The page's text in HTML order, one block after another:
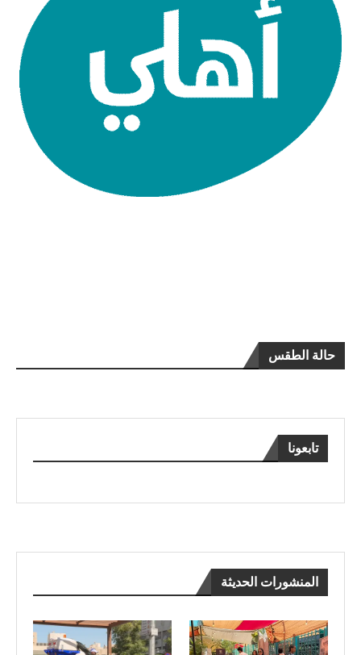
حالة الطقس
تابعونا
المنشورات الحديثة